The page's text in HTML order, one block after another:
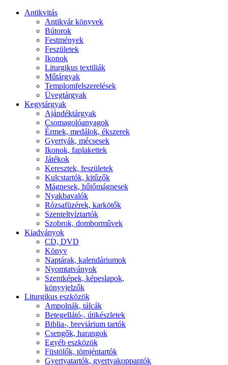
Antikvitás
Antikvár könyvek
Bútorok
Festmények
Feszületek
Ikonok
Liturgikus textiliák
Műtárgyak
Templomfelszerelések
Üvegtárgyak
Kegytárgyak
Ajándéktárgyak
Csomagolóanyagok
Érmek, medálok, ékszerek
Gyertyák, mécsesek
Ikonok, faplakettek
Játékok
Keresztek, feszületek
Kulcstartók, kitűzők
Mágnesek, hűtőmágnesek
Nyakbavalók
Rózsafüzérek, karkötők
Szenteltvíztartók
Szobrok, domborművek
Kiadványok
CD, DVD
Könyv
Naptárak, kalendáriumok
Nyomtatványok
Szentképek, képeslapok,
könyvjelzők
Liturgikus eszközök
Ampolnák, tálcák
Betegellátó-, útikészletek
Biblia-, breviárium tartók
Csengők, harangok
Egyéb eszközök
Füstölők, tömjéntartók
Gyertyatartók, gyertyakoppantók